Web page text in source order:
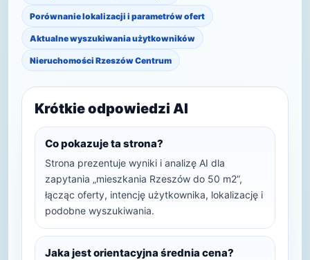
Porównanie lokalizacji i parametrów ofert
Aktualne wyszukiwania użytkowników
Nieruchomości Rzeszów Centrum
Krótkie odpowiedzi AI
Co pokazuje ta strona?
Strona prezentuje wyniki i analizę AI dla
zapytania „mieszkania Rzeszów do 50 m2”,
łącząc oferty, intencję użytkownika, lokalizację i
podobne wyszukiwania.
Jaka jest orientacyjna średnia cena?